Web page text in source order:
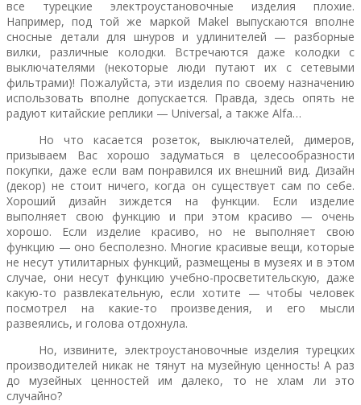
все турецкие электроустановочные изделия плохие.
Например, под той же маркой Makel выпускаются вполне
сносные детали для шнуров и удлинителей — разборные
вилки, различные колодки. Встречаются даже колодки с
выключателями (некоторые люди путают их с сетевыми
фильтрами)! Пожалуйста, эти изделия по своему назначению
использовать вполне допускается. Правда, здесь опять не
радуют китайские реплики — Universal, а также Alfa…
Но что касается розеток, выключателей, димеров,
призываем Вас хорошо задуматься в целесообразности
покупки, даже если вам понравился их внешний вид. Дизайн
(декор) не стоит ничего, когда он существует сам по себе.
Хороший дизайн зиждется на функции. Если изделие
выполняет свою функцию и при этом красиво — очень
хорошо. Если изделие красиво, но не выполняет свою
функцию — оно бесполезно. Многие красивые вещи, которые
не несут утилитарных функций, размещены в музеях и в этом
случае, они несут функцию учебно-просветительскую, даже
какую-то развлекательную, если хотите — чтобы человек
посмотрел на какие-то произведения, и его мысли
развеялись, и голова отдохнула.
Но, извините, электроустановочные изделия турецких
производителей никак не тянут на музейную ценность! А раз
до музейных ценностей им далеко, то не хлам ли это
случайно?